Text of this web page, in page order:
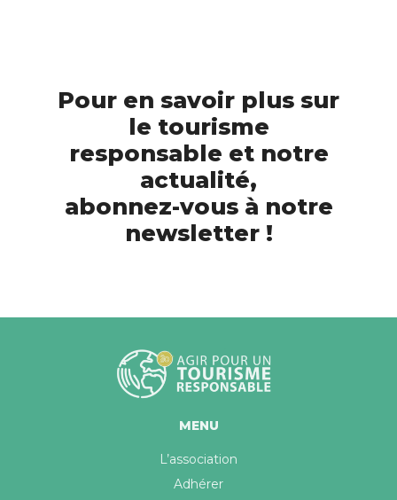
Pour en savoir plus sur
le tourisme
responsable et notre
actualité,
abonnez-vous à notre
newsletter !
MENU
L’association
Adhérer